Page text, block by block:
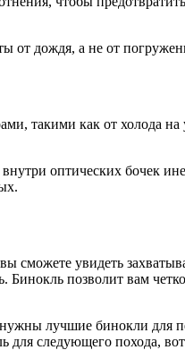
от дождя, а не от
оптических бочек
сможете увидеть
позволит вам
лучшие бинокли для
следующего похода,